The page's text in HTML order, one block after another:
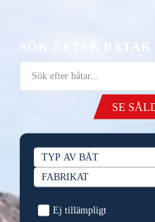
SÖK EFTER BÅTAR
SE
Ej tillämpligt